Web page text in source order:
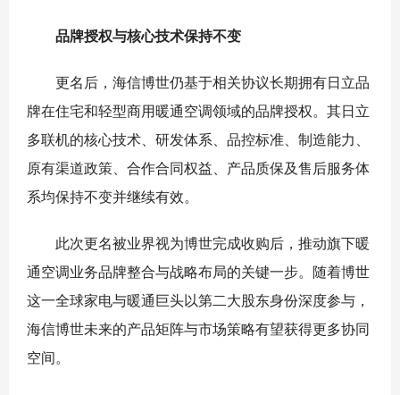
品牌授权与核心技术保持不变
更名后， 海信博世仍基于相关协议长期拥有日立品
牌在住宅和轻型商用暖通空调领域的品牌授权。 其日立
多联机的核心技术、研发体系、品控标准、制造能力、
原有渠道政策、合作合同权益、产品质保及售后服务体
系均保持不变并继续有效。
此次更名被业界视为博世完成收购后，推动旗下暖
通空调业务品牌整合与战略布局的关键一步。随着博世
这一全球家电与暖通巨头以第二大股东身份深度参与，
海信博世未来的产品矩阵与市场策略有望获得更多协同
空间。